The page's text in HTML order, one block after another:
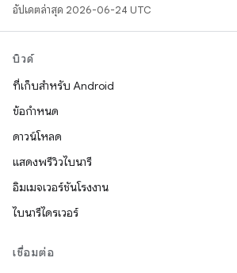
อัปเดตล่าสุด 2026-06-24 UTC
บิวด์
ที่เก็บสำหรับ Android
ข้อกำหนด
ดาวน์โหลด
แสดงพรีวิวไบนารี
อิมเมจเวอร์ชันโรงงาน
ไบนารีไดรเวอร์
เชื่อมต่อ